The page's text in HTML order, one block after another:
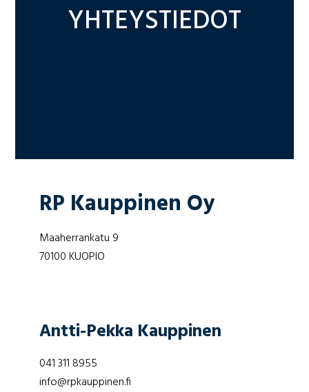
YHTEYSTIEDOT
RP Kauppinen Oy
Maaherrankatu 9
70100 KUOPIO
Antti-Pekka Kauppinen
041 311 8955
info@rpkauppinen.fi